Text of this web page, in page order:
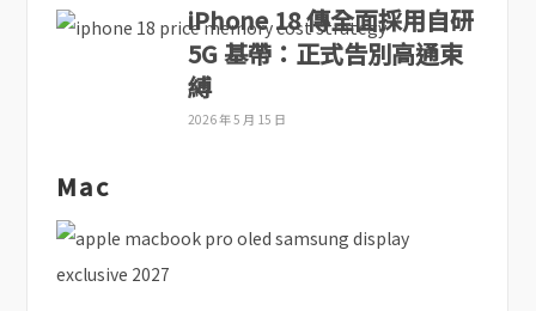
iPhone 18 傳全面採用自研
5G 基帶：正式告別高通束
縛
2026 年 5 月 15 日
Mac